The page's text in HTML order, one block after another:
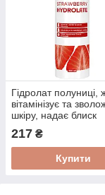
Гідролат полуниці,
вітамінізує та
шкіру, надає блиск
Біоактив
217 ₴
Купити